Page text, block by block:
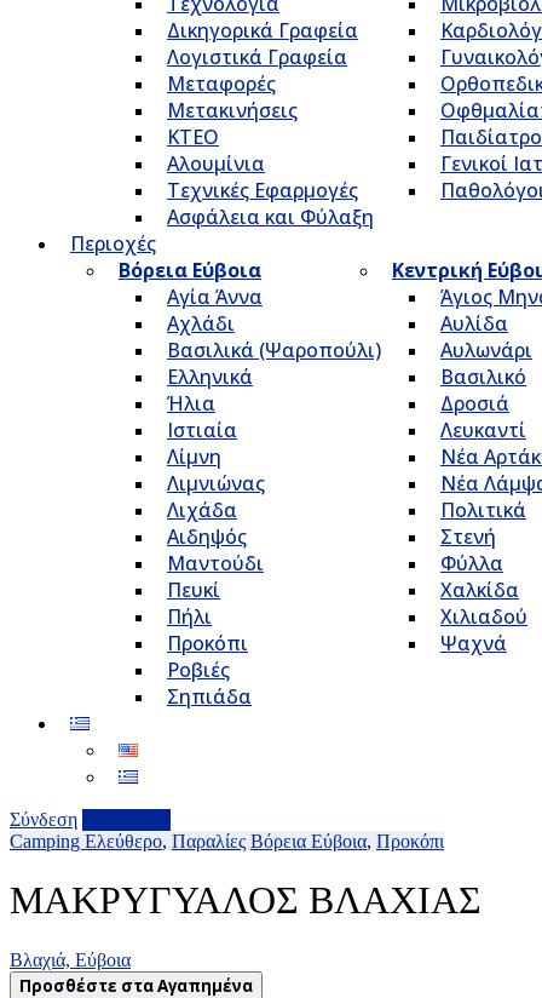
Δικηγορικά Γραφεία
Λογιστικά Γραφεία
Μεταφορές
Μετακινήσεις
ΚΤΕΟ
Αλουμίνια
Τεχνικές Εφαρμογές
Ασφάλεια και Φύλαξη
Γενικοί
Περιοχές
Βόρεια Εύβοια
Αγία Άννα
Αχλάδι
Βασιλικά (Ψαροπούλι)
Ελληνικά
Ήλια
Ιστιαία
Λίμνη
Λιμνιώνας
Λιχάδα
Αιδηψός
Μαντούδι
Πευκί
Πήλι
Προκόπι
Ροβιές
Σηπιάδα
Κεντρική
Άγιος
Αυλίδα
Αυλωνάρι
Βασιλικό
Δροσιά
Λευκαντί
Νέα
Νέα
Πολιτικά
Στενή
Φύλλα
Χαλκίδα
Χιλιαδού
Ψαχνά
Σύνδεση
Camping Ελεύθερο, Παραλίες Βόρεια Εύβοια, Προκόπι
ΜΑΚΡΥΓΥΑΛΟΣ ΒΛΑΧΙΑΣ
Βλαχιά, Εύβοια
Προσθέστε στα Αγαπημένα